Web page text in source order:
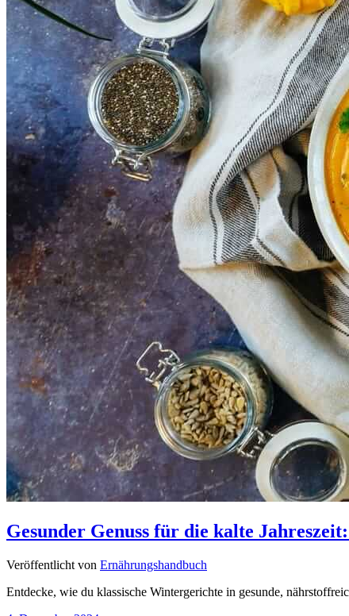
Gesunder Genuss für die kalte
Veröffentlicht von Ernährungshandbuch
Entdecke, wie du klassische Wintergerichte in gesunde,